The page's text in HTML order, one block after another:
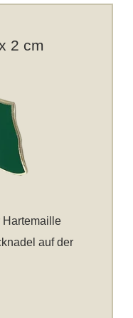
2 cm
Hartemaille
auf der